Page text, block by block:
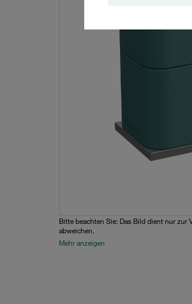
Bitte beachten Sie: Das Bild dient nur
abweichen.
Mehr anzeigen